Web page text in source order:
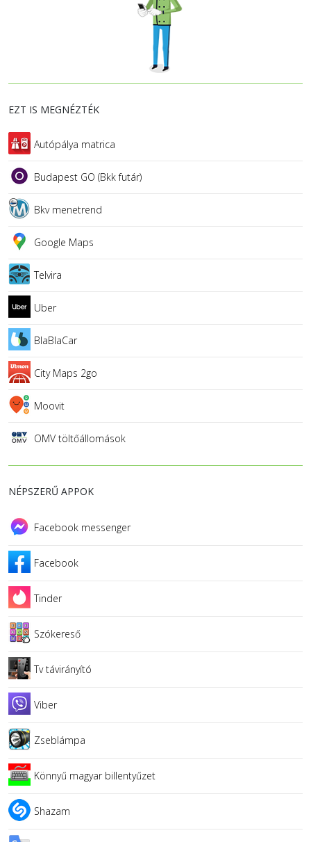
EZT IS MEGNÉZTÉK
Autópálya matrica
Budapest GO (Bkk futár)
Bkv menetrend
Google Maps
Telvira
Uber
BlaBlaCar
City Maps 2go
Moovit
OMV töltőállomások
NÉPSZERŰ APPOK
Facebook messenger
Facebook
Tinder
Szókereső
Tv távirányító
Viber
Zseblámpa
Könnyű magyar billentyűzet
Shazam